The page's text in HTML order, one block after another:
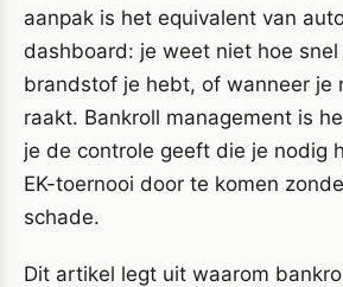
aanpak is het equivalent van
dashboard: je weet niet hoe
brandstof je hebt, of wanneer je
raakt. Bankroll management is
je de controle geeft die je nodig
EK-toernooi door te komen
schade.
Dit artikel legt uit waarom